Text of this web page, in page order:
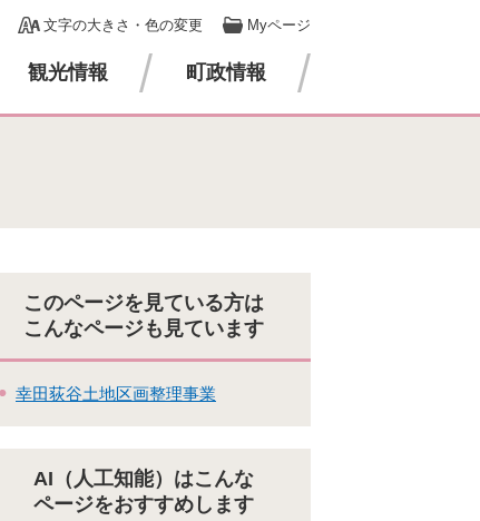
文字の大きさ・色の変更 Myページ
観光情報 町政情報
このページを見ている方は
こんなページも見ています
幸田荻谷土地区画整理事業
AI（人工知能）はこんな
ページをおすすめします